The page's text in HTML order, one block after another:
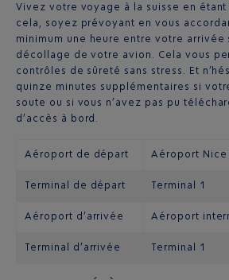
Vivez votre voyage à la suisse en étant
cela, soyez prévoyant en vous
minimum une heure entre votre arrivée
décollage de votre avion. Cela vous
contrôles de sûreté sans stress. Et
quinze minutes supplémentaires si
soute ou si vous n’avez pas pu
d’accès à bord.
Aéroport de départ Aéroport Nice
Terminal de départ Terminal 1
Aéroport d’arrivée Aéroport
Terminal d’arrivée Terminal 1